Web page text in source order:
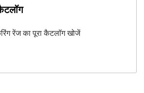
रेंज का पूरा कैटलॉग खोजें